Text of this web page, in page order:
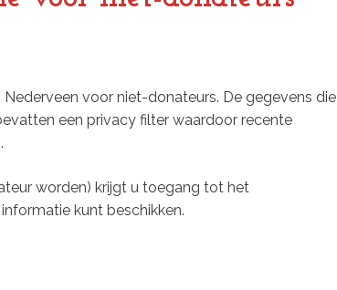
voor niet-donateurs. De gegevens die
een privacy filter waardoor recente
worden) krijgt u toegang tot het
kunt beschikken.